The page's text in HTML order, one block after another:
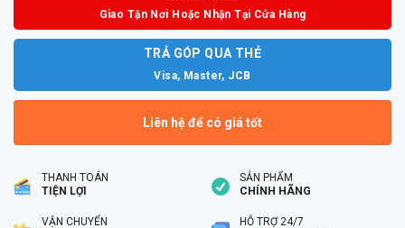
Giao Tận Nơi Hoặc Nhận Tại Cửa Hàng
TRẢ GÓP QUA THẺ
Visa, Master, JCB
Liên hệ để có giá tốt
THANH TOÁN
TIỆN LỢI
SẢN PHẨM
CHÍNH HÃNG
VẬN CHUYỂN
HỖ TRỢ 24/7